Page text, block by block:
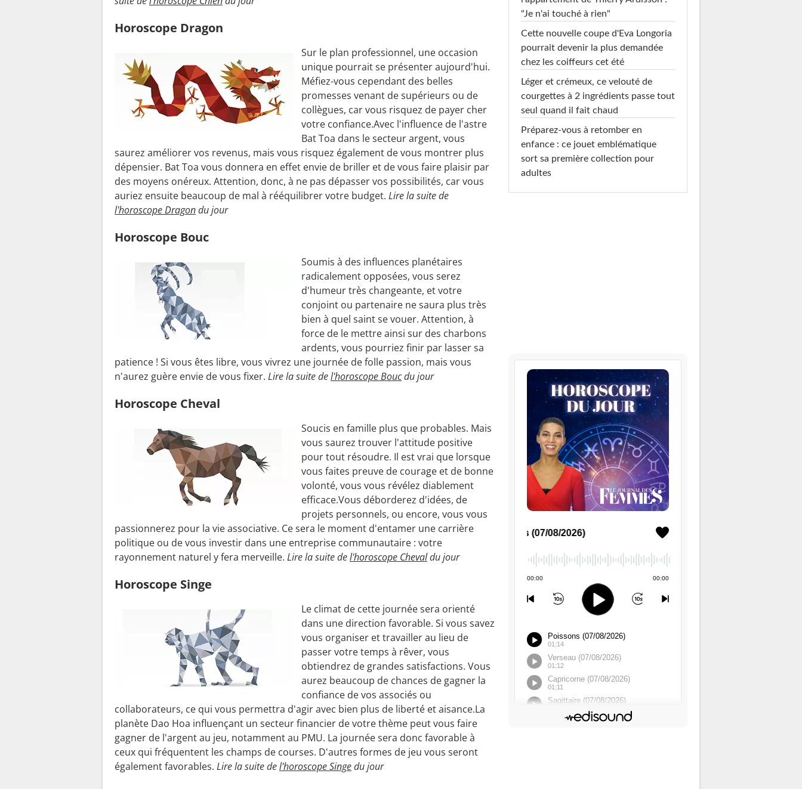
Horoscope Dragon
Sur le plan professionnel, une occasion
unique pourrait se présenter aujourd'hui.
Méfiez-vous cependant des belles
promesses venant de supérieurs ou de
collègues, car vous risquez de payer cher
votre confiance.Avec l'influence de l'astre
Bat Toa dans le secteur argent, vous
saurez améliorer vos revenus, mais vous risquez également de vous montrer plus
dépensier. Bat Toa vous donnera en effet envie de briller et de vous faire plaisir par
des moyens onéreux. Attention, donc, à ne pas dépasser vos possibilités, car vous
auriez ensuite beaucoup de mal à rééquilibrer votre budget. Lire la suite de
l'horoscope Dragondu jour
Horoscope Bouc
Soumis à des influences planétaires
radicalement opposées, vous serez
d'humeur très changeante, et votre
conjoint ou partenaire ne saura plus très
bien à quel saint se vouer. Attention, à
force de le mettre ainsi sur des charbons
ardents, vous pourriez finir par lasser sa
patience ! Si vous êtes libre, vous vivrez une journée de folle passion, mais vous
n'aurez guère envie de vous fixer. Lire la suite del'horoscope Boucdu jour
Horoscope Cheval
Soucis en famille plus que probables. Mais
vous saurez trouver l'attitude positive
pour tout résoudre. Il est vrai que lorsque
vous faites preuve de courage et de bonne
volonté, vous vous révélez diablement
efficace.Vous déborderez d'idées, de
projets personnels, ou encore, vous vous
passionnerez pour la vie associative. Ce sera le moment d'entamer une carrière
politique ou de vous investir dans une entreprise communautaire : votre
rayonnement naturel y fera merveille. Lire la suite del'horoscope Chevaldu jour
Horoscope Singe
Le climat de cette journée sera orienté
dans une direction favorable. Si vous savez
vous organiser et travailler au lieu de
passer votre temps à rêver, vous
obtiendrez de grandes satisfactions. Vous
aurez beaucoup de chances de gagner la
confiance de vos associés ou
collaborateurs, ce qui vous permettra d'agir avec bien plus de liberté et aisance.La
planète Dao Hoa influençant un secteur financier de votre thème peut vous faire
gagner de l'argent au jeu, notamment au PMU. La journée sera donc favorable à
ceux qui fréquentent les champs de courses. D'autres formes de jeu vous seront
également favorables. Lire la suite del'horoscope Singedu jour
"Je n'ai touché à rien"
Cette nouvelle coupe d'Eva Longoria
pourrait devenir la plus demandée
chez les coiffeurs cet été
Léger et crémeux, ce velouté de
courgettes à 2 ingrédients passe tout
seul quand il fait chaud
Préparez-vous à retomber en
enfance : ce jouet emblématique
sort sa première collection pour
adultes